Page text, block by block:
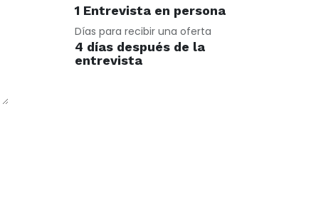
1 Entrevista en persona
Días para recibir una oferta
4 días después de la
entrevista